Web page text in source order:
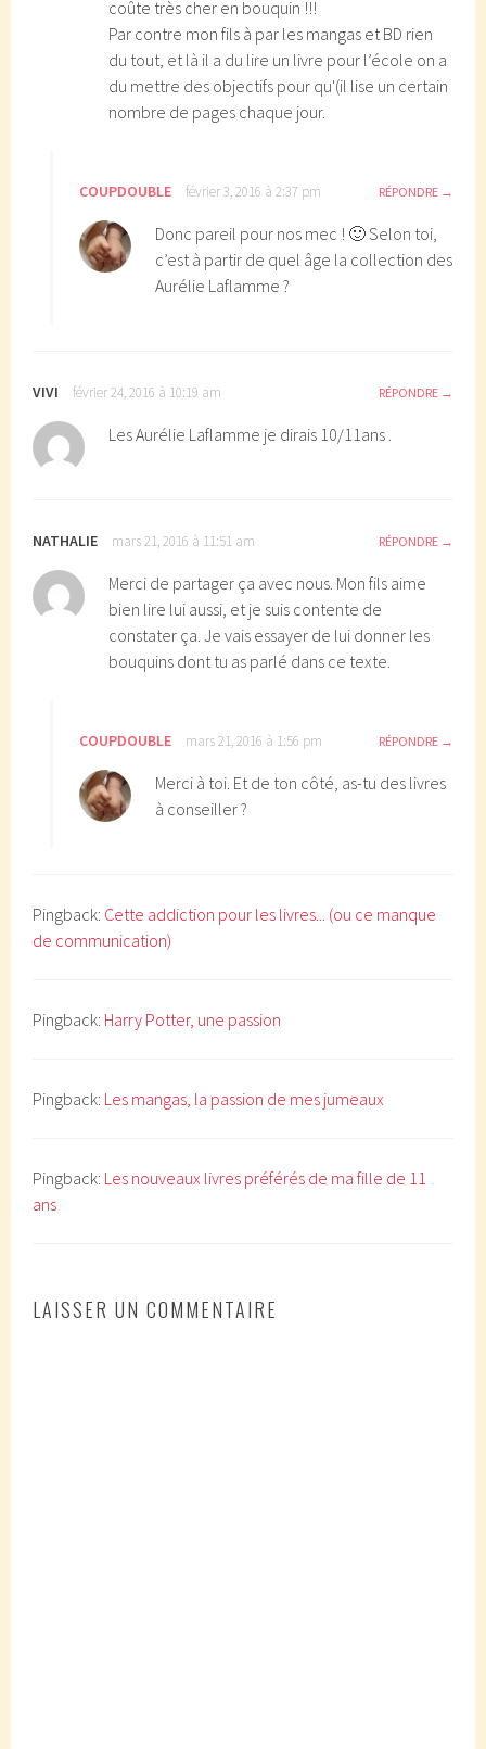
coûte très cher en bouquin !!!
Par contre mon fils à par les mangas et BD rien
du tout, et là il a du lire un livre pour l’école on a
du mettre des objectifs pour qu'(il lise un certain
nombre de pages chaque jour.
COUPDOUBLE février 3, 2016 à 2:37 pm RÉPONDRE
Donc pareil pour nos mec ! 🙂 Selon toi,
c’est à partir de quel âge la collection des
Aurélie Laflamme ?
VIVI février 24, 2016 à 10:19 am RÉPONDRE
Les Aurélie Laflamme je dirais 10/11ans .
NATHALIE mars 21, 2016 à 11:51 am RÉPONDRE
Merci de partager ça avec nous. Mon fils aime
bien lire lui aussi, et je suis contente de
constater ça. Je vais essayer de lui donner les
bouquins dont tu as parlé dans ce texte.
COUPDOUBLE mars 21, 2016 à 1:56 pm RÉPONDRE
Merci à toi. Et de ton côté, as-tu des livres
à conseiller ?
Pingback: Cette addiction pour les livres... (ou ce manque
de communication)
Pingback: Harry Potter, une passion
Pingback: Les mangas, la passion de mes jumeaux
Pingback: Les nouveaux livres préférés de ma fille de 11
ans
LAISSER UN COMMENTAIRE